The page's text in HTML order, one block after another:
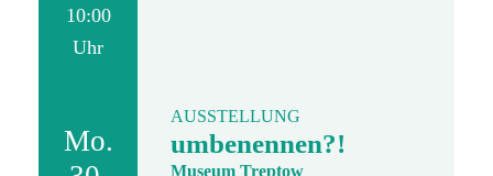
10:00
Uhr
Mo.
AUSSTELLUNG
umbenennen?!
Museum Treptow